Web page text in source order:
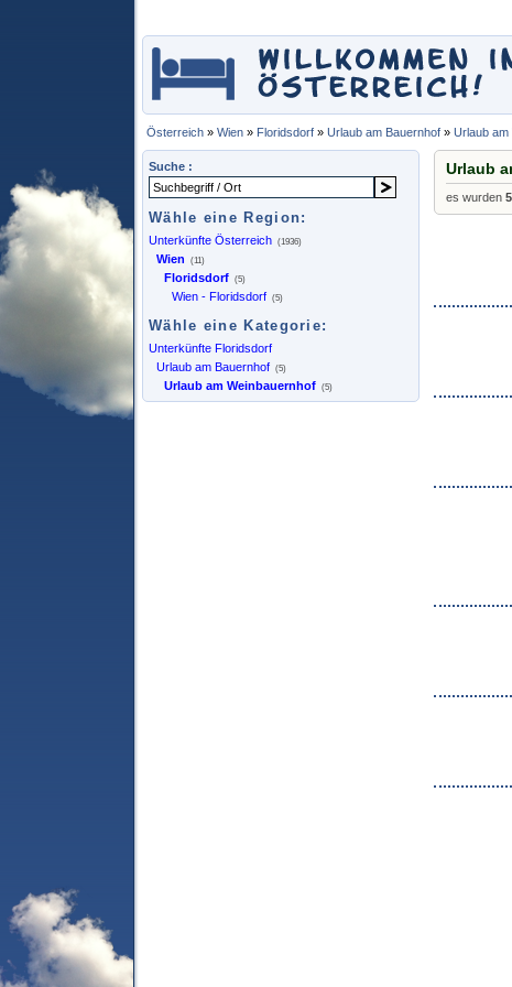
Österreich » Wien » Floridsdorf » Urlaub am Bauernhof » Urlaub am
Suche :
Wähle eine Region:
Unterkünfte Österreich (1936)
Wien (11)
Floridsdorf (5)
Wien - Floridsdorf (5)
Wähle eine Kategorie:
Unterkünfte Floridsdorf
Urlaub am Bauernhof (5)
Urlaub am Weinbauernhof (5)
Urlaub
es wurden